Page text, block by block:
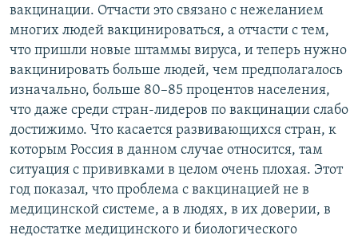
вакцинации. Отчасти это связано с нежеланием
многих людей вакцинироваться, а отчасти с тем,
что пришли новые штаммы вируса, и теперь нужно
вакцинировать больше людей, чем предполагалось
изначально, больше 80–85 процентов населения,
что даже среди стран-лидеров по вакцинации слабо
достижимо. Что касается развивающихся стран, к
которым Россия в данном случае относится, там
ситуация с прививками в целом очень плохая. Этот
год показал, что проблема с вакцинацией не в
медицинской системе, а в людях, в их доверии, в
недостатке медицинского и биологического